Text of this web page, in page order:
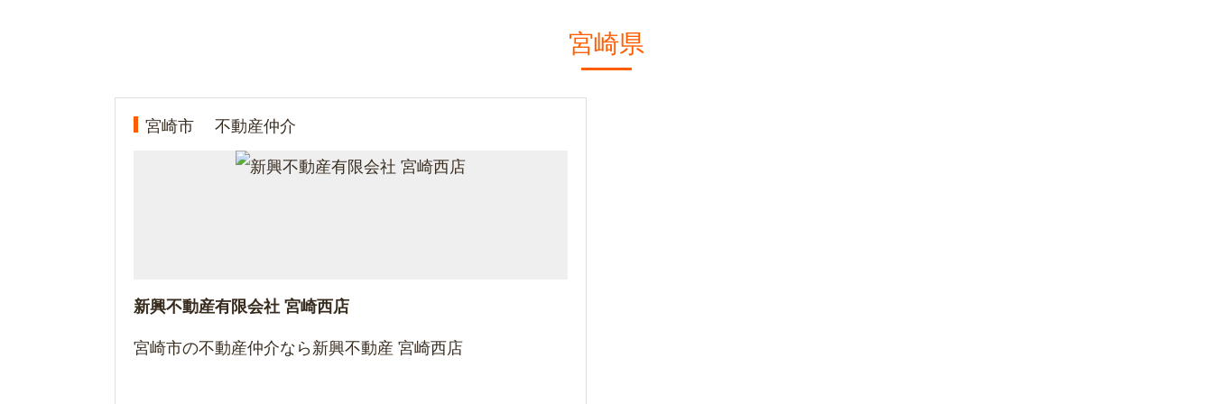
宮崎県
宮崎市 不動産仲介
新興不動産有限会社 宮崎西店
宮崎市の不動産仲介なら新興不動産 宮崎西店